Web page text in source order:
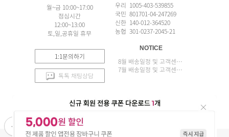
월~금 10:00~17:00
점심시간
12:00~13:00
토,일,공휴일 휴무
1:1문의하기
톡톡 채팅상담
우리 1005-403-539855
국민 801701-04-247269
신한 140-012-364520
농협 301-0237-2045-21
NOTICE
8월 배송일정 및 고객센터 업무 안내
7월 배송일정 및 고객센터 업무 안내
APP 설치